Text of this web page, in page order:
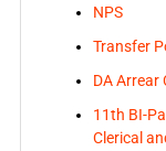
NPS
Transfer
DA Arrear
11th BI-
Clerical